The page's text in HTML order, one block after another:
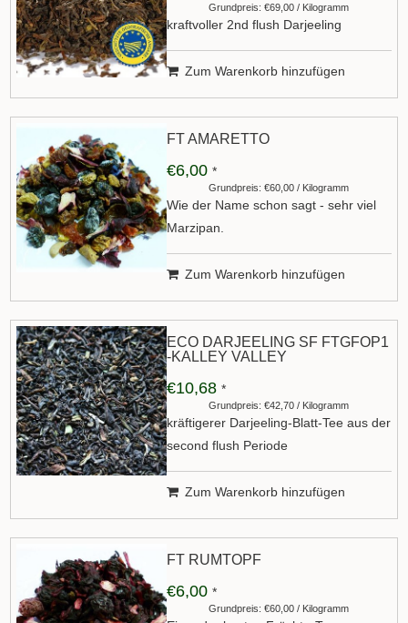
Grundpreis: €69,00 / Kilogramm
kraftvoller 2nd flush Darjeeling
Zum Warenkorb hinzufügen
FT AMARETTO
€6,00 *
Grundpreis: €60,00 / Kilogramm
Wie der Name schon sagt - sehr viel
Marzipan.
Zum Warenkorb hinzufügen
ECO DARJEELING SF FTGFOP1
-KALLEY VALLEY
€10,68 *
Grundpreis: €42,70 / Kilogramm
kräftigerer Darjeeling-Blatt-Tee aus der
second flush Periode
Zum Warenkorb hinzufügen
FT RUMTOPF
€6,00 *
Grundpreis: €60,00 / Kilogramm